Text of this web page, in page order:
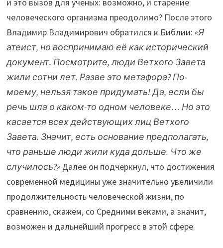
человеческого организма преодолимо? После этого
Владимир Владимирович обратился к Библии:«Я
атеист, но воспринимаю её как исторический
документ. Посмотрите, люди Ветхого Завета
жили сотни лет. Разве это метафора? По-
моему, нельзя такое придумать! Да, если бы
речь шла о каком-то одном человеке… Но это
касается всех действующих лиц Ветхого
Завета. Значит, есть основание предполагать,
что раньше люди жили куда дольше. Что же
случилось?» Далее он подчеркнул, что достижения
современной медицины уже значительно увеличили
продолжительность человеческой жизни, по
сравнению, скажем, со Средними веками, а значит,
возможен и дальнейший прогресс в этой сфере.